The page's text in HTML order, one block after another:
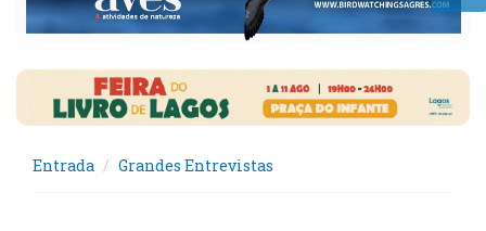
Entrada Grandes Entrevistas